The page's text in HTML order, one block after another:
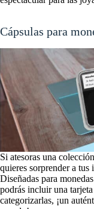
Cápsulas para
Si atesoras una
quieres sorprender a tus
Diseñadas para
podrás incluir una
categorizarlas, ¡un